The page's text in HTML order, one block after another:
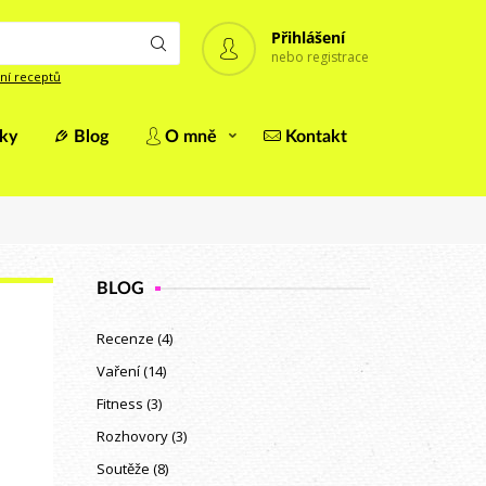
receptů
Přihlášení
nebo registrace
Blog O mně Kontakt
BLOG
Recenze (4)
Vaření(14)
Fitness (3)
Rozhovory(3)
Soutěže (8)